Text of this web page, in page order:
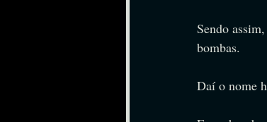
Sendo
bombas.
Daí o nome